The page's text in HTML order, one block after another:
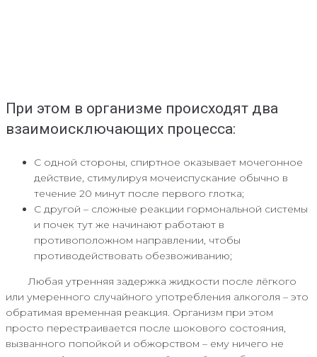
При этом в организме происходят два
взаимоисключающих процесса:
С одной стороны, спиртное оказывает мочегонное
действие, стимулируя мочеиспускание обычно в
течение 20 минут после первого глотка;
С другой – сложные реакции гормональной системы
и почек тут же начинают работают в
противоположном направлении, чтобы
противодействовать обезвоживанию;
Любая утренняя задержка жидкости после лёгкого
или умеренного случайного употребления алкоголя – это
обратимая временная реакция. Организм при этом
просто перестраивается после шокового состояния,
вызванного попойкой и обжорством – ему ничего не